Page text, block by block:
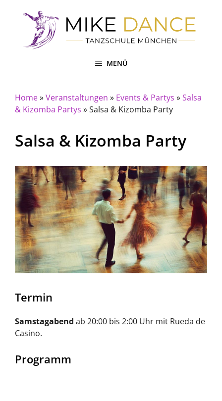
MENÜ
Home»Veranstaltungen » Events & Partys »Salsa
& Kizomba Partys »Salsa & Kizomba Party
Salsa & Kizomba Party
Termin
Samstagabend ab 20:00 bis 2:00 Uhr mit Rueda de
Casino.
Programm